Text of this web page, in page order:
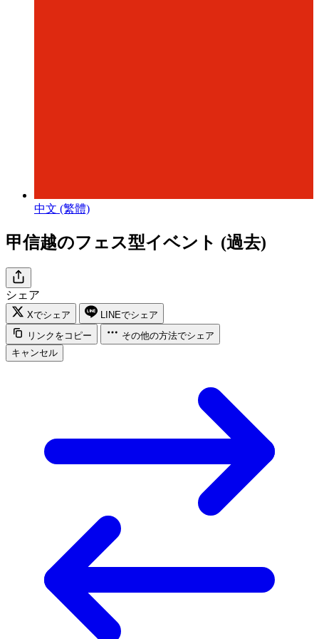
中文 (繁體)
甲信越のフェス型イベント (過去)
シェア
Xでシェア
LINEでシェア
リンクをコピー
その他の方法でシェア
キャンセル